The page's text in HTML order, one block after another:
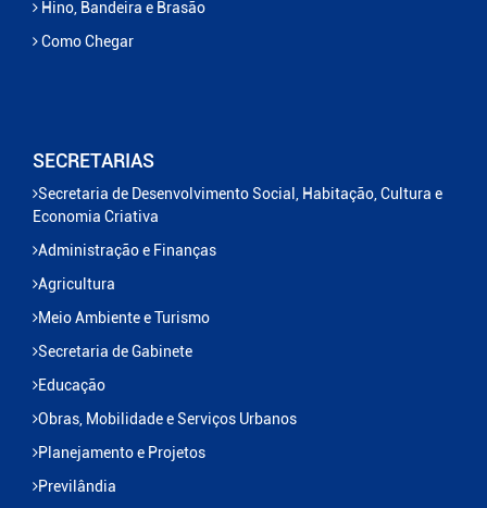
Hino, Bandeira e Brasão
Como Chegar
SECRETARIAS
Secretaria de Desenvolvimento Social, Habitação, Cultura e
Economia Criativa
Administração e Finanças
Agricultura
Meio Ambiente e Turismo
Secretaria de Gabinete
Educação
Obras, Mobilidade e Serviços Urbanos
Planejamento e Projetos
Previlândia